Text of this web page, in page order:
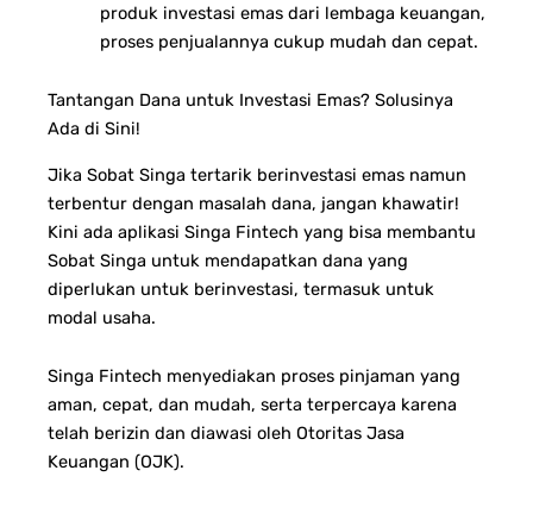
produk investasi emas dari lembaga keuangan,
proses penjualannya cukup mudah dan cepat.
Tantangan Dana untuk Investasi Emas? Solusinya
Ada di Sini!
Jika Sobat Singa tertarik berinvestasi emas namun
terbentur dengan masalah dana, jangan khawatir!
Kini ada aplikasi Singa Fintech yang bisa membantu
Sobat Singa untuk mendapatkan dana yang
diperlukan untuk berinvestasi, termasuk untuk
modal usaha.
Singa Fintech menyediakan proses pinjaman yang
aman, cepat, dan mudah, serta terpercaya karena
telah berizin dan diawasi oleh Otoritas Jasa
Keuangan (OJK).